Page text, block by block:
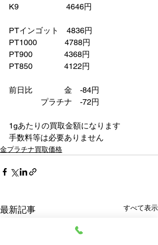
K9　　　　　　4646円
PTインゴット　4836円
PT1000　　　  4788円
PT900　　　　4368円
PT850　　　　4122円
前日比　　　　金　-84円
プラチナ　-72円
1gあたりの買取金額になります
手数料等は必要ありません
金プラチナ買取価格
最新記事 すべて表示